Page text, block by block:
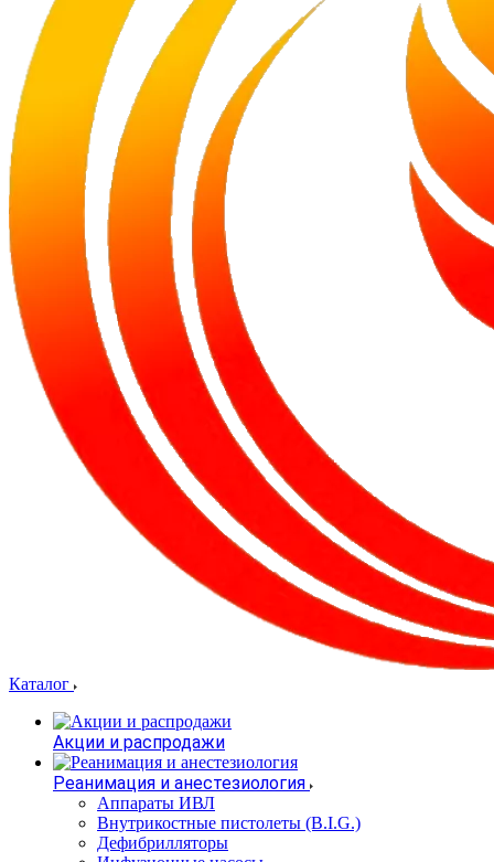
Каталог
Акции и распродажи
Реанимация и анестезиология
Аппараты ИВЛ
Внутрикостные пистолеты (B.I.G.)
Дефибрилляторы